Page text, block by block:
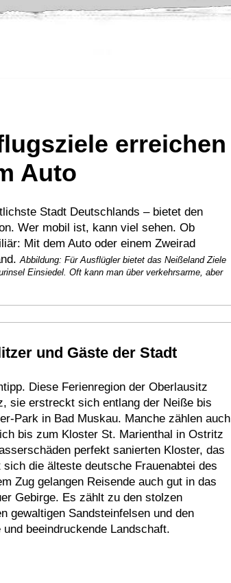
erreichen
Auto
Stadt Deutschlands – bietet den
Wer mobil ist, kann viel sehen. Ob
Mit dem Auto oder einem Zweirad
Abbildung: Für Ausflügler bietet das Neißeland Ziele
Einsiedel. Oft kann man über verkehrsarme, aber
und Gäste der Stadt
Diese Ferienregion der Oberlausitz
sie erstreckt sich entlang der Neiße bis
Park in Bad Muskau. Manche zählen auch
bis zum Kloster St. Marienthal in Ostritz
perfekt sanierten Kloster, das
die älteste deutsche Frauenabtei des
Zug gelangen Reisende auch gut in das
Gebirge. Es zählt zu den stolzen
gewaltigen Sandsteinfelsen und den
beeindruckende Landschaft.